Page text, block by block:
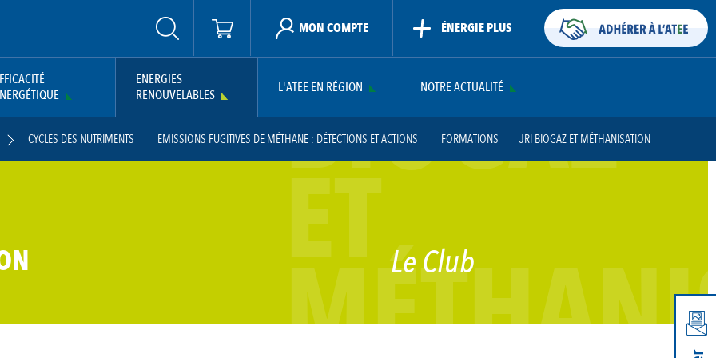
MON COMPTE ÉNERGIE PLUS
ENERGIES
RENOUVELABLES
L'ATEE EN RÉGION NOTRE ACTUALITÉ
CYCLES DES NUTRIMENTS EMISSIONS FUGITIVES DE MÉTHANE : DÉTECTIONS ET ACTIONS FORMATIONS
JRI BIOGAZ ET MÉTHANISATION
VALORISATION DU CO2 DE MÉTHANISATION WEBINAIRES
BIOGAZ
ET Le Club